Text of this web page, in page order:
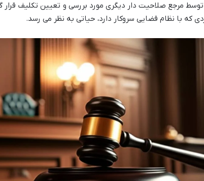
توسط مرجع صلاحیت دار دیگری مورد بررسی و تعیین تکلیف قرار
که با نظام قضایی سروکار دارد، حیاتی به نظر می رسد.